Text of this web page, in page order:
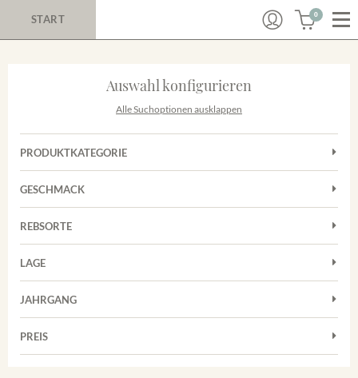
START 0
Auswahl konfigurieren
Alle Suchoptionen ausklappen
PRODUKTKATEGORIE
Cuvées
Rosé
Weißwein
GESCHMACK
Trocken
REBSORTE
Chardonnay
Grauburgunder
Riesling
LAGE
Achkarrer Schlossberg
Vorderer Winklerberg
JAHRGANG
PREIS